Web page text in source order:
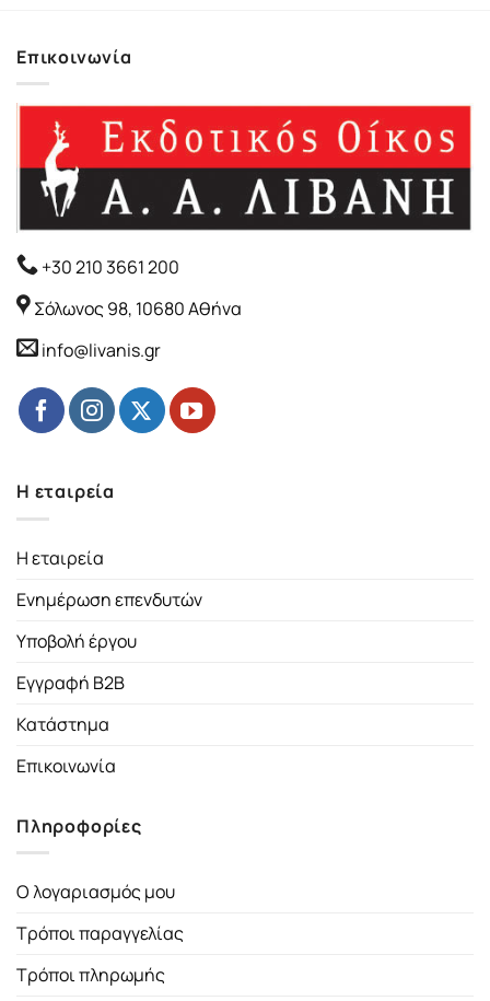
Επικοινωνία
+30 210 3661 200
Σόλωνος 98, 10680 Αθήνα
info@livanis.gr
Η εταιρεία
Η εταιρεία
Ενημέρωση επενδυτών
Υποβολή έργου
Εγγραφή B2B
Κατάστημα
Επικοινωνία
Πληροφορίες
Ο λογαριασμός μου
Τρόποι παραγγελίας
Τρόποι πληρωμής